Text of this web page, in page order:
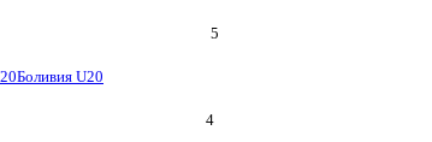
5
Боливия U20
4